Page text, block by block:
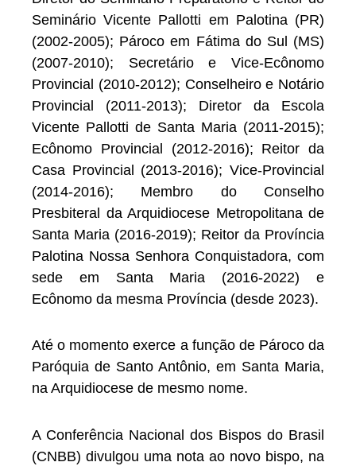
Seminário Vicente Pallotti em Palotina (PR)
(2002-2005); Pároco em Fátima do Sul (MS)
(2007-2010); Secretário e Vice-Ecônomo
Provincial (2010-2012); Conselheiro e Notário
Provincial (2011-2013); Diretor da Escola
Vicente Pallotti de Santa Maria (2011-2015);
Ecônomo Provincial (2012-2016); Reitor da
Casa Provincial (2013-2016); Vice-Provincial
(2014-2016); Membro do Conselho
Presbiteral da Arquidiocese Metropolitana de
Santa Maria (2016-2019); Reitor da Província
Palotina Nossa Senhora Conquistadora, com
sede em Santa Maria (2016-2022) e
Ecônomo da mesma Província (desde 2023).
Até o momento exerce a função de Pároco da
Paróquia de Santo Antônio, em Santa Maria,
na Arquidiocese de mesmo nome.
A Conferência Nacional dos Bispos do Brasil
(CNBB) divulgou uma nota ao novo bispo, na